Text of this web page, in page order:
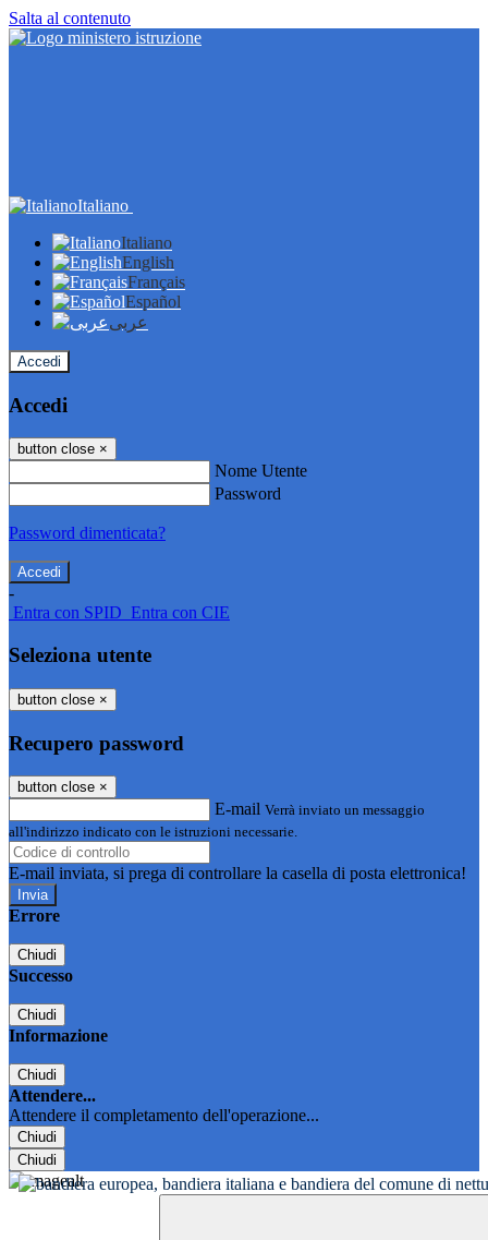
Salta al contenuto
Italiano
Italiano
English
Français
Español
عربى
Accedi
Accedi
button close ×
Nome Utente
Password
Password dimenticata?
-
Entra con SPID Entra con CIE
Seleziona utente
button close ×
Recupero password
button close ×
E-mail Verrà inviato un messaggio
all'indirizzo indicato con le istruzioni necessarie.
E-mail inviata, si prega di controllare la casella di posta elettronica!
Errore
Chiudi
Successo
Chiudi
Informazione
Chiudi
Attendere...
Attendere il completamento dell'operazione...
Chiudi
Chiudi